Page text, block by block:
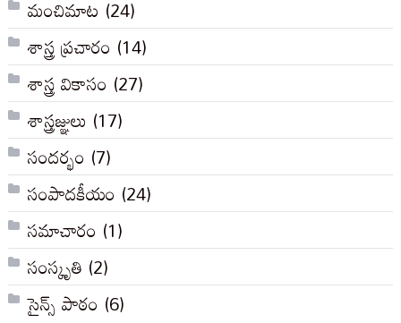
మంచిమాట (24)
శాస్త్ర ప్రచారం (14)
శాస్త్ర వికాసం (27)
శాస్త్రజ్ఞులు (17)
సందర్భం (7)
సంపాదకీయం (24)
సమాచారం (1)
సంస్కృతి (2)
సైన్స్ పాఠం (6)